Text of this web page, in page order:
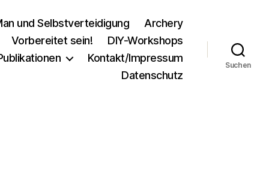
und Selbstverteidigung
Archery
Vorbereitet sein!
DIY-Workshops
Kontakt/Impressum
Datenschutz
Suchen